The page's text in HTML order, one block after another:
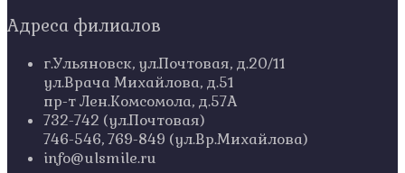
Адреса филиалов
г.Ульяновск, ул.Почтовая, д.20/11
ул.Врача Михайлова, д.51
пр-т Лен.Комсомола, д.57А
732-742 (ул.Почтовая)
746-546, 769-849 (ул.Вр.Михайлова)
info@ulsmile.ru